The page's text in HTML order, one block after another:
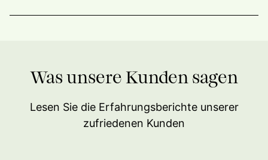
Was unsere Kunden sagen
Lesen Sie die Erfahrungsberichte unserer
zufriedenen Kunden